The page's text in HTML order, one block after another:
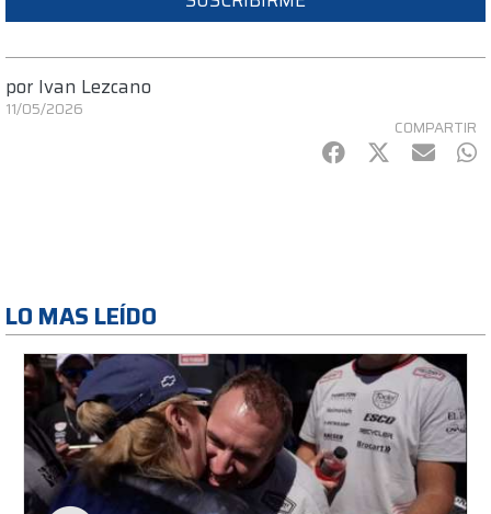
por Ivan Lezcano
11/05/2026
COMPARTIR
Facebook
Twitter
mail
LO MAS LEÍDO